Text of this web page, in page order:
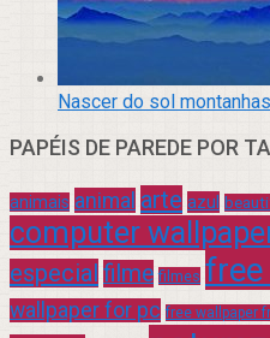
Nascer do sol
PAPÉIS DE PAREDE POR
animais animal arte azul
computer
especial filme filmes
wallpaper for pc free wallpaper